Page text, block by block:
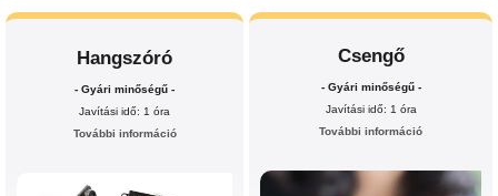
Hangszóró
- Gyári minőségű -
Javítási idő: 1 óra
További információ
Csengő
- Gyári minőségű -
Javítási idő: 1 óra
További információ